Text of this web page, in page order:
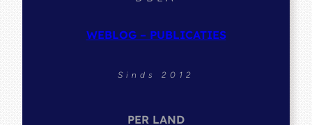
WEBLOG – PUBLICATIES
Sinds 2012
PER LAND